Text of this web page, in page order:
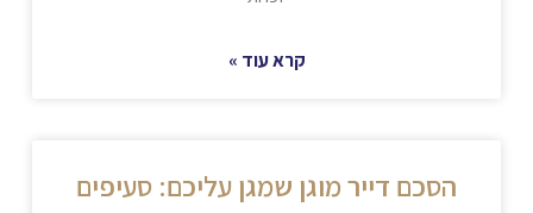
קרא עוד »
הסכם דייר מוגן שמגן עליכם: סעיפים